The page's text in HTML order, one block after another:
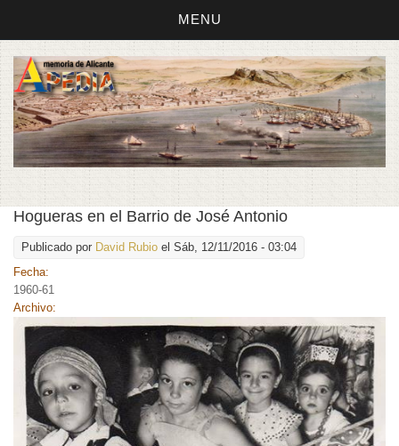
MENU
Hogueras en el Barrio de José Antonio
Publicado por David Rubio el Sáb, 12/11/2016 - 03:04
Fecha:
1960-61
Archivo: